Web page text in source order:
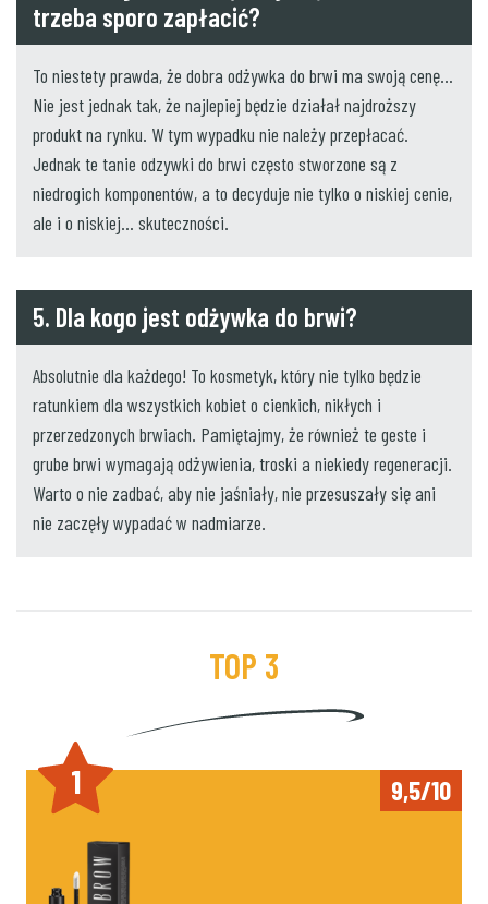
trzeba sporo zapłacić?
To niestety prawda, że dobra odżywka do brwi ma swoją cenę…
Nie jest jednak tak, że najlepiej będzie działał najdroższy
produkt na rynku. W tym wypadku nie należy przepłacać.
Jednak te tanie odzywki do brwi często stworzone są z
niedrogich komponentów, a to decyduje nie tylko o niskiej cenie,
ale i o niskiej… skuteczności.
5. Dla kogo jest odżywka do brwi?
Absolutnie dla każdego! To kosmetyk, który nie tylko będzie
ratunkiem dla wszystkich kobiet o cienkich, nikłych i
przerzedzonych brwiach. Pamiętajmy, że również te geste i
grube brwi wymagają odżywienia, troski a niekiedy regeneracji.
Warto o nie zadbać, aby nie jaśniały, nie przesuszały się ani
nie zaczęły wypadać w nadmiarze.
TOP 3
1 9,5/10